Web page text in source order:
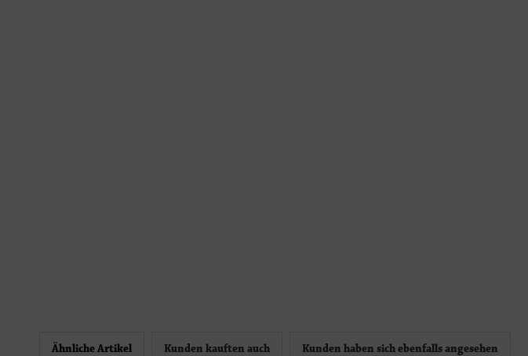
Ähnliche Artikel Kunden kauften auch Kunden haben sich ebenfalls angesehen